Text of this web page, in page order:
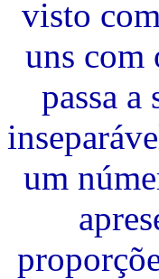
visto
uns com
passa
um